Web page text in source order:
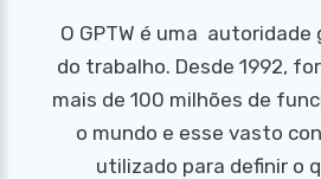
O GPTW é uma autoridade
do trabalho. Desde 1992,
mais de 100 milhões de
o mundo e esse vasto
utilizado para definir o